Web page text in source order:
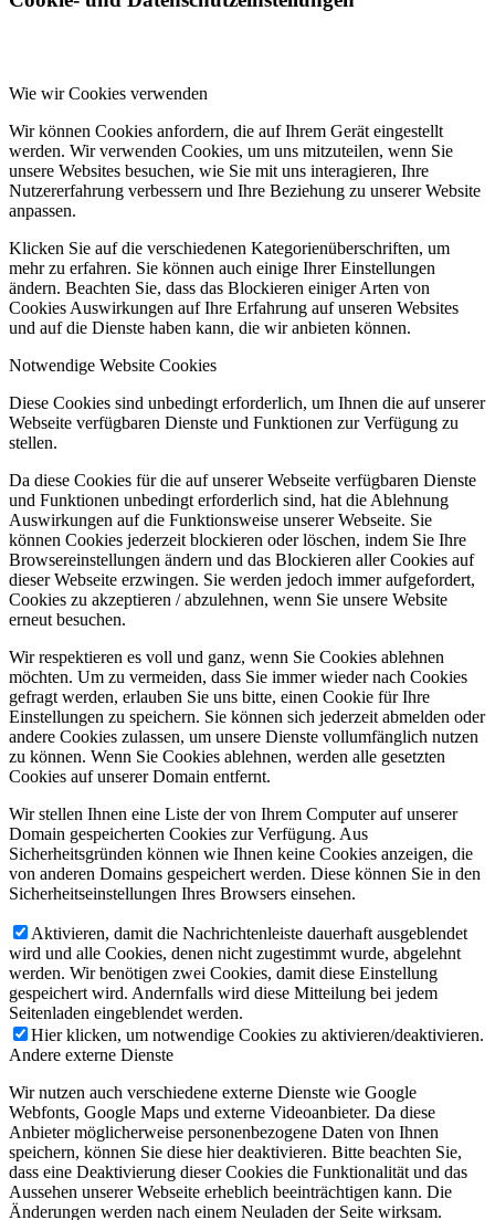
Wie wir Cookies verwenden
Wir können Cookies anfordern, die auf Ihrem Gerät eingestellt
werden. Wir verwenden Cookies, um uns mitzuteilen, wenn Sie
unsere Websites besuchen, wie Sie mit uns interagieren, Ihre
Nutzererfahrung verbessern und Ihre Beziehung zu unserer Website
anpassen.
Klicken Sie auf die verschiedenen Kategorienüberschriften, um
mehr zu erfahren. Sie können auch einige Ihrer Einstellungen
ändern. Beachten Sie, dass das Blockieren einiger Arten von
Cookies Auswirkungen auf Ihre Erfahrung auf unseren Websites
und auf die Dienste haben kann, die wir anbieten können.
Notwendige Website Cookies
Diese Cookies sind unbedingt erforderlich, um Ihnen die auf unserer
Webseite verfügbaren Dienste und Funktionen zur Verfügung zu
stellen.
Da diese Cookies für die auf unserer Webseite verfügbaren Dienste
und Funktionen unbedingt erforderlich sind, hat die Ablehnung
Auswirkungen auf die Funktionsweise unserer Webseite. Sie
können Cookies jederzeit blockieren oder löschen, indem Sie Ihre
Browsereinstellungen ändern und das Blockieren aller Cookies auf
dieser Webseite erzwingen. Sie werden jedoch immer aufgefordert,
Cookies zu akzeptieren / abzulehnen, wenn Sie unsere Website
erneut besuchen.
Wir respektieren es voll und ganz, wenn Sie Cookies ablehnen
möchten. Um zu vermeiden, dass Sie immer wieder nach Cookies
gefragt werden, erlauben Sie uns bitte, einen Cookie für Ihre
Einstellungen zu speichern. Sie können sich jederzeit abmelden oder
andere Cookies zulassen, um unsere Dienste vollumfänglich nutzen
zu können. Wenn Sie Cookies ablehnen, werden alle gesetzten
Cookies auf unserer Domain entfernt.
Wir stellen Ihnen eine Liste der von Ihrem Computer auf unserer
Domain gespeicherten Cookies zur Verfügung. Aus
Sicherheitsgründen können wie Ihnen keine Cookies anzeigen, die
von anderen Domains gespeichert werden. Diese können Sie in den
Sicherheitseinstellungen Ihres Browsers einsehen.
Aktivieren, damit die Nachrichtenleiste dauerhaft ausgeblendet
wird und alle Cookies, denen nicht zugestimmt wurde, abgelehnt
werden. Wir benötigen zwei Cookies, damit diese Einstellung
gespeichert wird. Andernfalls wird diese Mitteilung bei jedem
Seitenladen eingeblendet werden.
Hier klicken, um notwendige Cookies zu aktivieren/deaktivieren.
Andere externe Dienste
Wir nutzen auch verschiedene externe Dienste wie Google
Webfonts, Google Maps und externe Videoanbieter. Da diese
Anbieter möglicherweise personenbezogene Daten von Ihnen
speichern, können Sie diese hier deaktivieren. Bitte beachten Sie,
dass eine Deaktivierung dieser Cookies die Funktionalität und das
Aussehen unserer Webseite erheblich beeinträchtigen kann. Die
Änderungen werden nach einem Neuladen der Seite wirksam.